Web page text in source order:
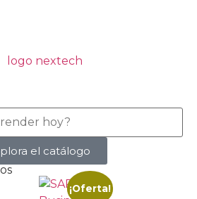
el catálogo
¡Oferta!